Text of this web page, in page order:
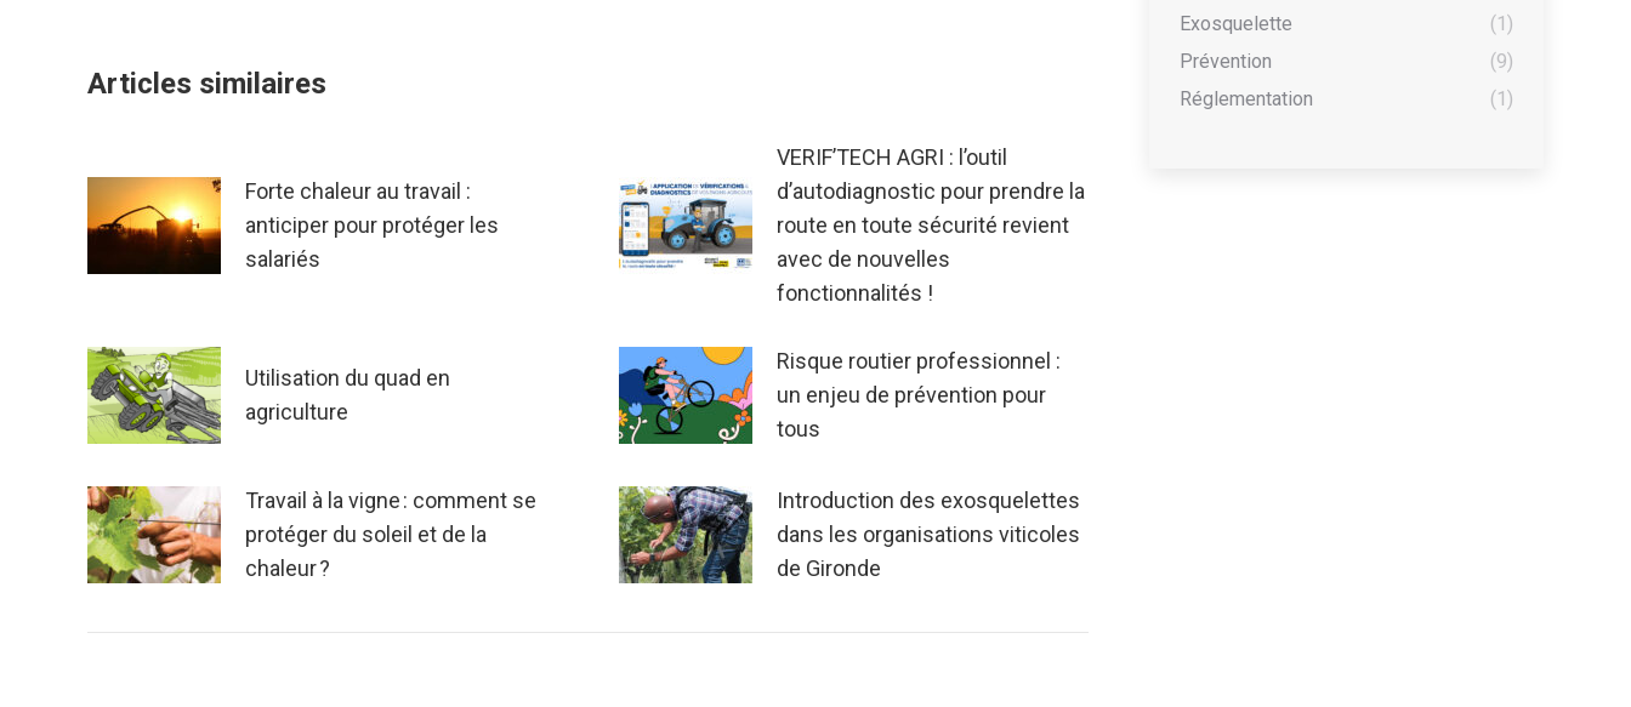
Articles similaires
Forte chaleur au travail :
anticiper pour protéger les
salariés
VERIF’TECH AGRI : l’outil
d’autodiagnostic pour prendre la
route en toute sécurité revient
avec de nouvelles
fonctionnalités !
Utilisation du quad en
agriculture
Risque routier professionnel :
un enjeu de prévention pour
tous
Travail à la vigne : comment se
protéger du soleil et de la
chaleur ?
Introduction des exosquelettes
dans les organisations viticoles
de Gironde
Exosquelette
(1)
Prévention
(9)
Réglementation
(1)